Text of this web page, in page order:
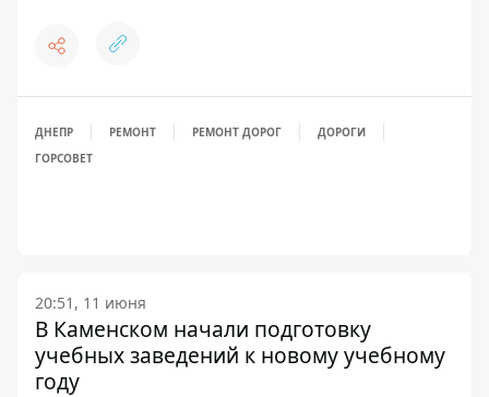
ДНЕПР РЕМОНТ РЕМОНТ ДОРОГ
ДОРОГИ
ГОРСОВЕТ
20:51, 11 июня
В Каменском начали подготовку
учебных заведений к новому учебному
году